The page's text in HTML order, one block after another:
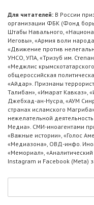
Для читателей: В России
организации ФБК (Фонд
Штабы Навального,
Иеговы», «Армия воли
«Движение против
УНСО, УПА, «Тризуб им.
«Меджлис
общероссийская
«Айдар». Признаны
Талибан», «Имарат Кавказ»,
Джебхад-ан-Нусра, «АУМ
странах исламского
нежелательной
Медиа». СМИ-иноагентами
«Важные истории», «Голос
«Медиазона», ОВД-инфо.
«Мемориал»,
Instagram и Facebook (Metа)